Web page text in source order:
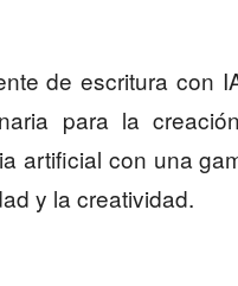
de escritura con
para la
artificial con una
y la creatividad.